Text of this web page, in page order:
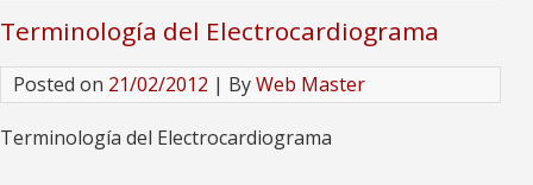
Terminología del Electrocardiograma
Posted on 21/02/2012 | ByWeb Master
Terminología del Electrocardiograma